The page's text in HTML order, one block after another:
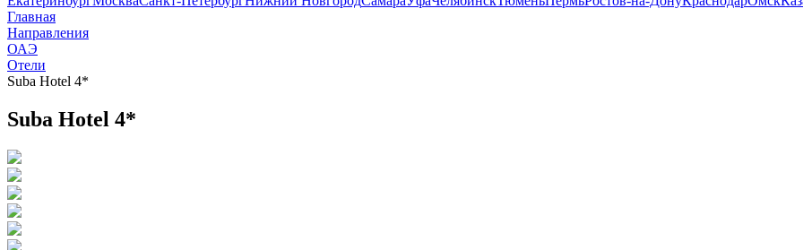
Главная
Направления
ОАЭ
Отели
Suba Hotel 4*
Suba Hotel 4*